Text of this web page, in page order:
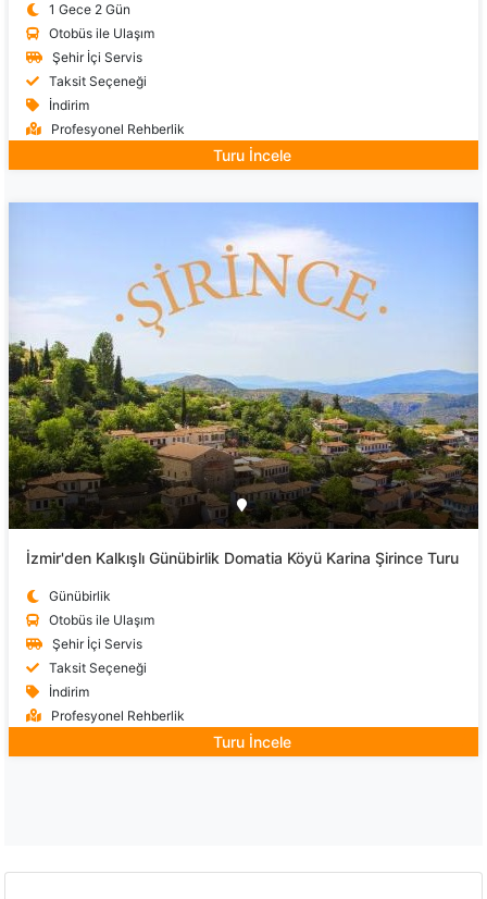
1 Gece 2 Gün
Otobüs ile Ulaşım
Şehir İçi Servis
Taksit Seçeneği
İndirim
Profesyonel Rehberlik
Turu İncele
İzmir'den Kalkışlı Günübirlik Domatia Köyü Karina Şirince Turu
Günübirlik
Otobüs ile Ulaşım
Şehir İçi Servis
Taksit Seçeneği
İndirim
Profesyonel Rehberlik
Turu İncele